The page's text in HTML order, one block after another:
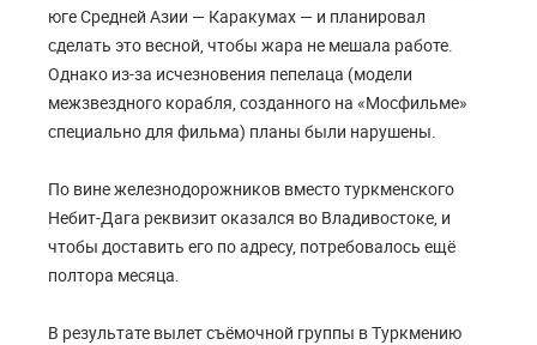
юге Средней Азии — Каракумах — и планировал
сделать это весной, чтобы жара не мешала работе.
Однако из-за исчезновения пепелаца (модели
межзвездного корабля, созданного на «Мосфильме»
специально для фильма) планы были нарушены.
По вине железнодорожников вместо туркменского
Небит-Дага реквизит оказался во Владивостоке, и
чтобы доставить его по адресу, потребовалось ещё
полтора месяца.
В результате вылет съёмочной группы в Туркмению